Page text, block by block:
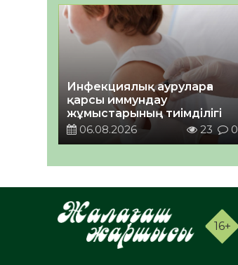
Инфекциялық ауруларға
қарсы иммундау
жұмыстарының тиімділігі
06.08.2026
23 0
16+